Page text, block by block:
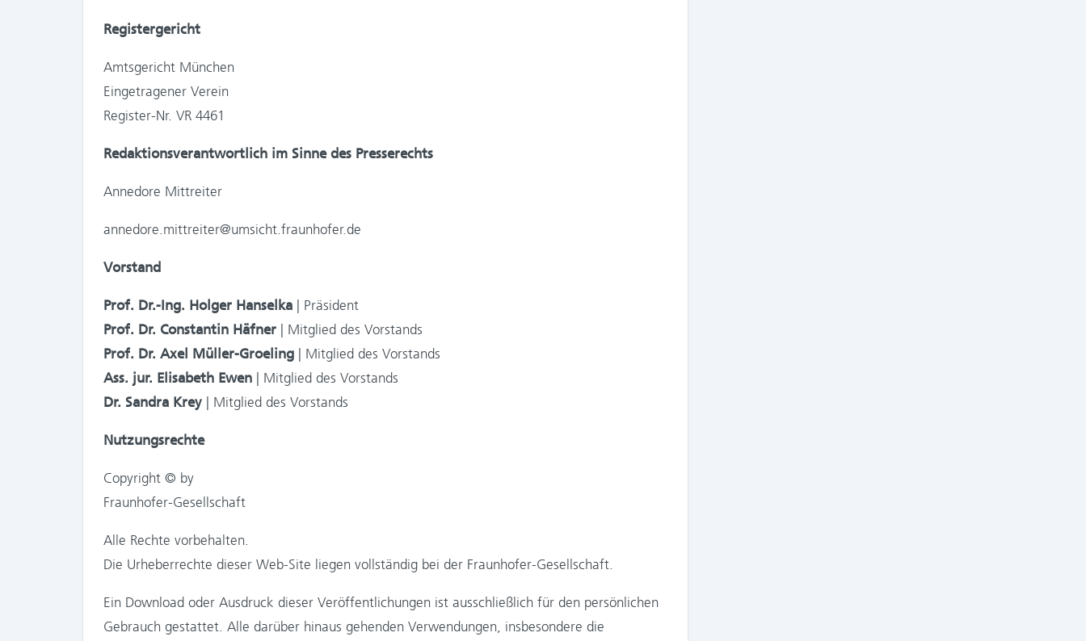
Registergericht
Amtsgericht München
Eingetragener Verein
Register-Nr. VR 4461
Redaktionsverantwortlich im Sinne des Presserechts
Annedore Mittreiter
annedore.mittreiter@umsicht.fraunhofer.de
Vorstand
Prof. Dr.-Ing. Holger Hanselka | Präsident
Prof. Dr. Constantin Häfner | Mitglied des Vorstands
Prof. Dr. Axel Müller-Groeling | Mitglied des Vorstands
Ass. jur. Elisabeth Ewen | Mitglied des Vorstands
Dr. Sandra Krey | Mitglied des Vorstands
Nutzungsrechte
Copyright © by
Fraunhofer-Gesellschaft
Alle Rechte vorbehalten.
Die Urheberrechte dieser Web-Site liegen vollständig bei der Fraunhofer-Gesellschaft.
Ein Download oder Ausdruck dieser Veröffentlichungen ist ausschließlich für den persönlichen
Gebrauch gestattet. Alle darüber hinaus gehenden Verwendungen, insbesondere die